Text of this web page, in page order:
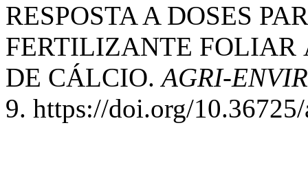
RESPOSTA A DOSES
FERTILIZANTE FOLIAR
DE CÁLCIO.AGRI-
9. https://doi.org/